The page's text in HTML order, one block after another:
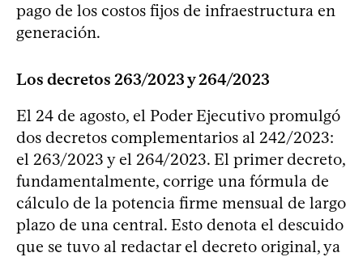
pago de los costos fijos de infraestructura en
generación.
Los decretos 263/2023 y 264/2023
El 24 de agosto, el Poder Ejecutivo promulgó
dos decretos complementarios al 242/2023:
el 263/2023 y el 264/2023. El primer decreto,
fundamentalmente, corrige una fórmula de
cálculo de la potencia firme mensual de largo
plazo de una central. Esto denota el descuido
que se tuvo al redactar el decreto original, ya